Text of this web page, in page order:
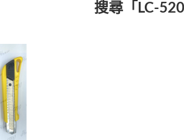
搜尋「LC-